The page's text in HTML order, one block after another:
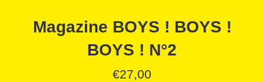
Magazine BOYS ! BOYS !
BOYS ! N°2
Prix
€27,00